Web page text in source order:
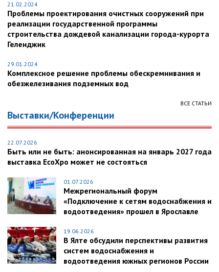
21.02.2024
Проблемы проектирования очистных сооружений при
реализации государственной программы
строительства дождевой канализации города-курорта
Геленджик
29.01.2024
Комплексное решение проблемы обескремнивания и
обезжелезивания подземных вод
ВСЕ СТАТЬИ
Выставки/Конференции
22.07.2026
Быть или не быть: анонсированная на январь 2027 года
выставка EcoXpo может не состояться
01.07.2026
Межрегиональный форум
«Подключение к сетям водоснабжения и
водоотведения» прошел в Ярославле
19.06.2026
В Ялте обсудили перспективы развития
систем водоснабжения и
водоотведения южных регионов России